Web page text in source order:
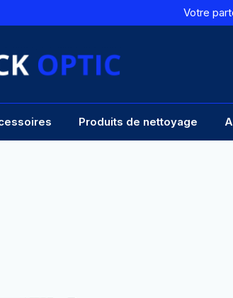
Votre
Produits de nettoyage